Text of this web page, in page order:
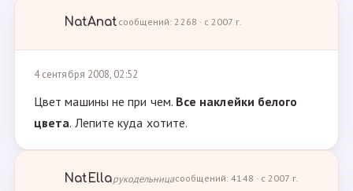
NatAnat сообщений: 2268 · с 2007 г.
4 сентября 2008, 02:52
Цвет машины не при чем. Все наклейки белого
цвета. Лепите куда хотите.
NatEllaрукодельницасообщений: 4148 · с 2007 г.